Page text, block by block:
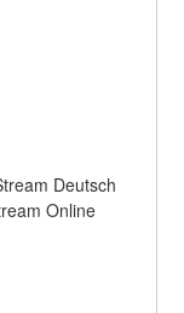
Deutsch
Online